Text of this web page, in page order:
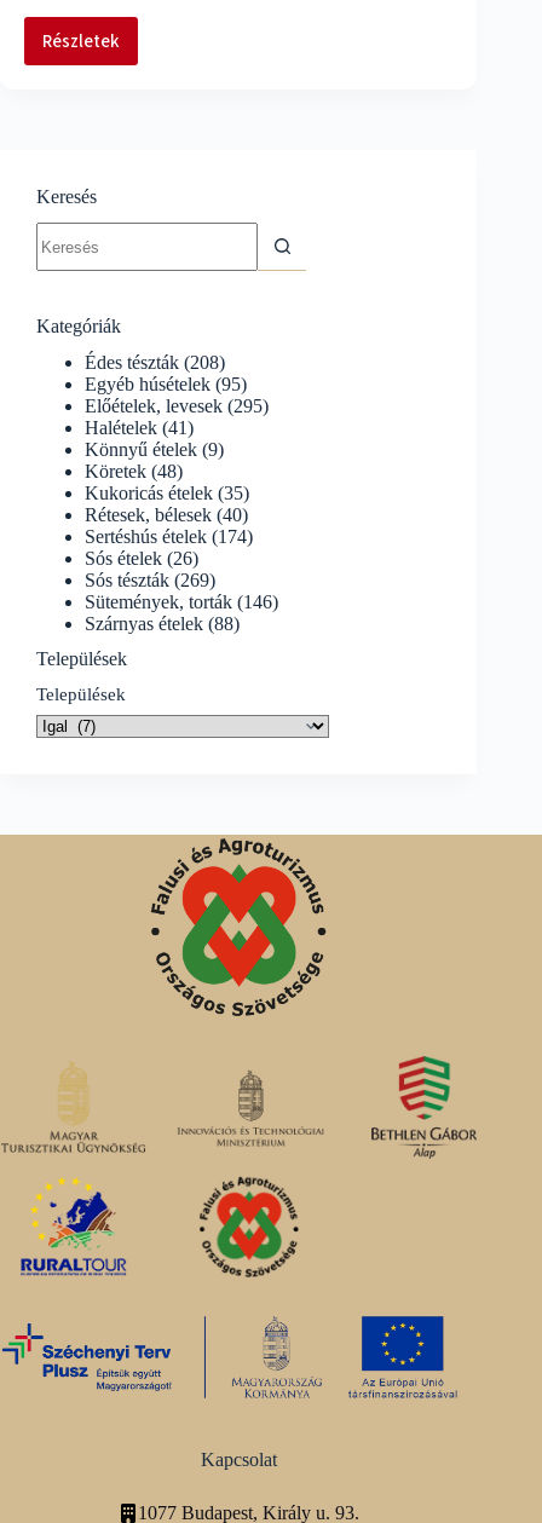
Részletek
Cukkinis-
Keresés
results
Kategóriák
Édes tészták (208)
Egyéb húsételek (95)
Előételek, levesek (295)
Halételek (41)
Könnyű ételek (9)
Köretek (48)
Kukoricás ételek (35)
Rétesek, bélesek (40)
Sertéshús ételek (174)
Sós ételek (26)
Sós tészták (269)
Sütemények, torták (146)
Szárnyas ételek (88)
Települések
Települések
Kapcsolat
1077 Budapest, Király u. 93.